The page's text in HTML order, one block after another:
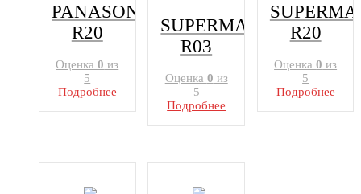
PANASONIC
R20
Оценка0 из
5
Подробнее
SUPERMAX
R03
Оценка 0 из
5
Подробнее
R20
Оценка0 из
5
Подробнее